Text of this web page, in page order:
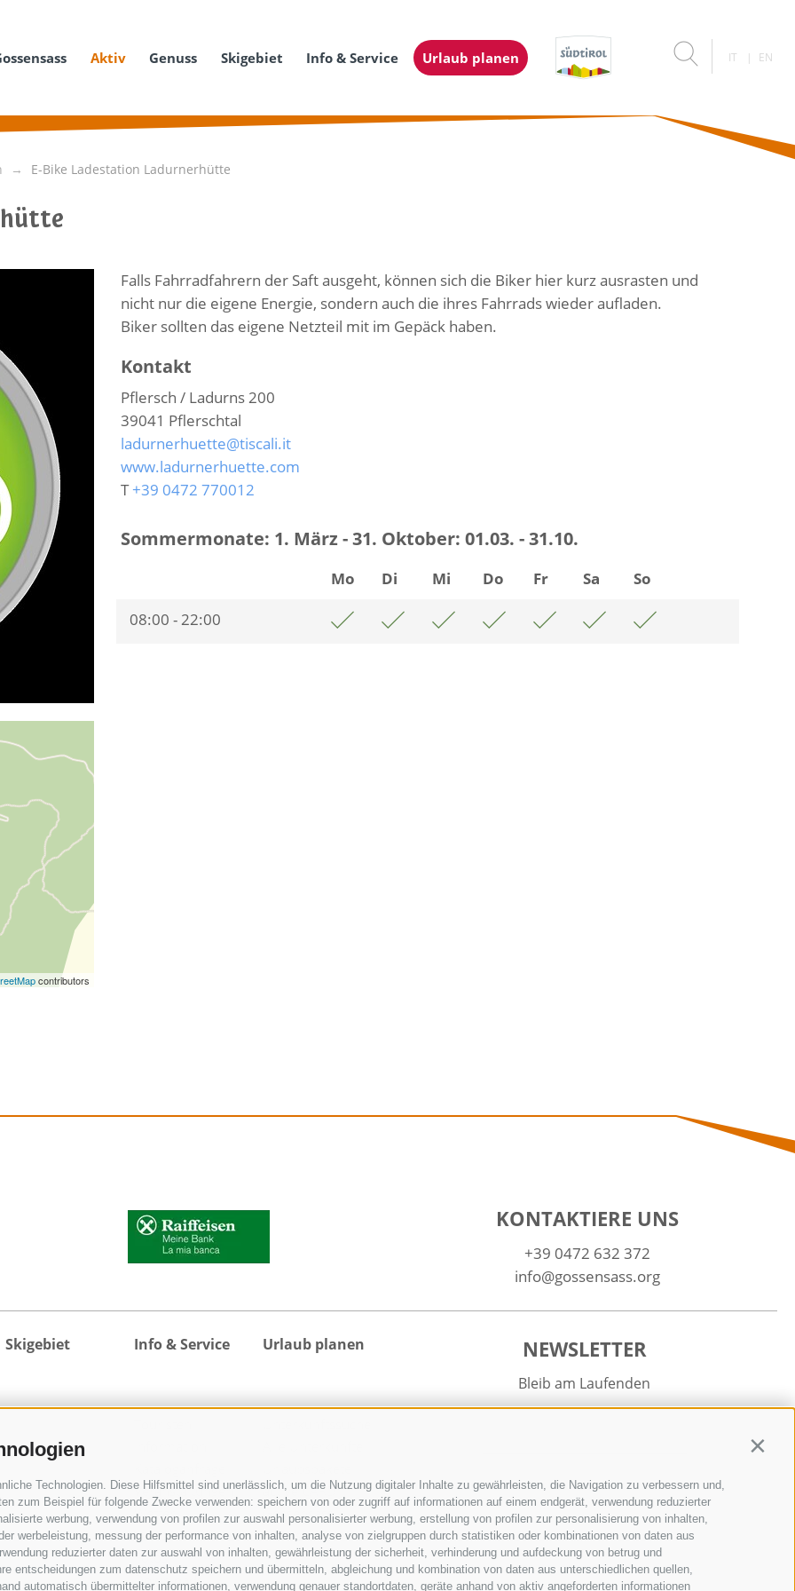
Technologien. Diese Hilfsmittel sind unerlässlich, um die Nutzung digitaler Inhalte zu gewährleisten, die Navigation zu verbessern und,
zum Beispiel für folgende Zwecke verwenden: speichern von oder zugriff auf informationen auf einem endgerät, verwendung reduzierter
werbung, verwendung von profilen zur auswahl personalisierter werbung, erstellung von profilen zur personalisierung von inhalten,
werbeleistung, messung der performance von inhalten, analyse von zielgruppen durch statistiken oder kombinationen von daten aus
reduzierter daten zur auswahl von inhalten, gewährleistung der sicherheit, verhinderung und aufdeckung von betrug und
entscheidungen zum datenschutz speichern und übermitteln, abgleichung und kombination von daten aus unterschiedlichen quellen,
automatisch übermittelter informationen, verwendung genauer standortdaten, geräte anhand von aktiv angeforderten informationen
Aktiv Genuss Skigebiet Info & Service Urlaub planen IT EN
E-Bike Ladestation Ladurnerhütte
contributors
Falls Fahrradfahrern der Saft ausgeht, können sich die Biker hier kurz ausrasten und
nicht nur die eigene Energie, sondern auch die ihres Fahrrads wieder aufladen.
Biker sollten das eigene Netzteil mit im Gepäck haben.
Kontakt
Pflersch / Ladurns 200
39041 Pflerschtal
ladurnerhuette@tiscali.it
www.ladurnerhuette.com
T+39 0472 770012
Sommermonate: 1. März - 31. Oktober: 01.03. - 31.10.
Mo Di Mi Do Fr Sa
So
08:00 - 22:00
KONTAKTIERE UNS
+39 0472 632 372
info@gossensass.org
Skigebiet Info & Service
Veranstaltungen
Wetter
Videos
Fotos
Downloads
Urlaub planen
active CARD
Gossensass
Anreise
NEWSLETTER
Bleib am Laufenden
Newsletter Anmelden